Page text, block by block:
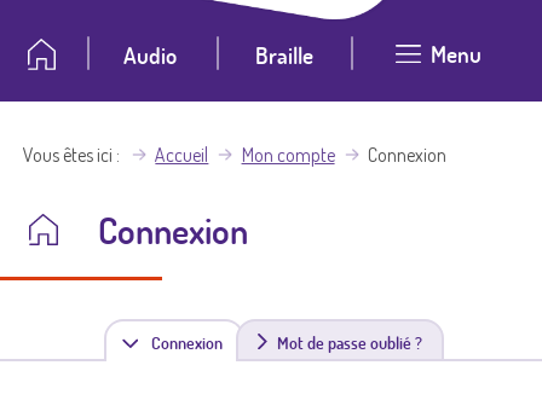
Audio Braille Menu
Vous êtes ici Accueil Mon compte Connexion
Connexion
Connexion(
Mot de passe oublié ?